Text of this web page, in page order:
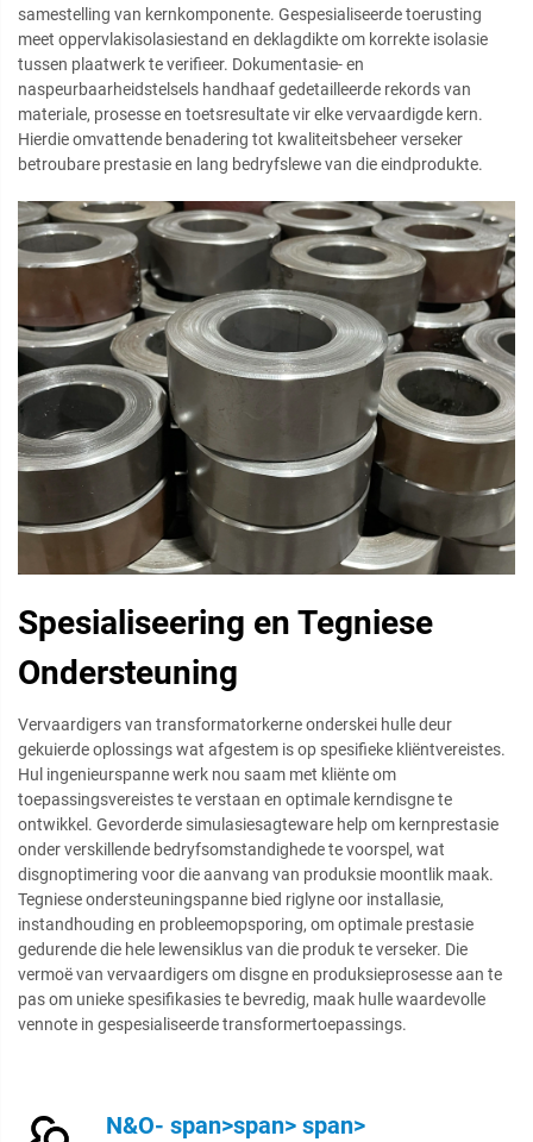
samestelling van kernkomponente. Gespesialiseerde toerusting
meet oppervlakisolasiestand en deklagdikte om korrekte isolasie
tussen plaatwerk te verifieer. Dokumentasie- en
naspeurbaarheidstelsels handhaaf gedetailleerde rekords van
materiale, prosesse en toetsresultate vir elke vervaardigde kern.
Hierdie omvattende benadering tot kwaliteitsbeheer verseker
betroubare prestasie en lang bedryfslewe van die eindprodukte.
Spesialiseering en Tegniese
Ondersteuning
Vervaardigers van transformatorkerne onderskei hulle deur
gekuierde oplossings wat afgestem is op spesifieke kliëntvereistes.
Hul ingenieurspanne werk nou saam met kliënte om
toepassingsvereistes te verstaan en optimale kerndisgne te
ontwikkel. Gevorderde simulasiesagteware help om kernprestasie
onder verskillende bedryfsomstandighede te voorspel, wat
disgnoptimering voor die aanvang van produksie moontlik maak.
Tegniese ondersteuningspanne bied riglyne oor installasie,
instandhouding en probleemopsporing, om optimale prestasie
gedurende die hele lewensiklus van die produk te verseker. Die
vermoë van vervaardigers om disgne en produksieprosesse aan te
pas om unieke spesifikasies te bevredig, maak hulle waardevolle
vennote in gespesialiseerde transformertoepassings.
N&O- span>span> span>